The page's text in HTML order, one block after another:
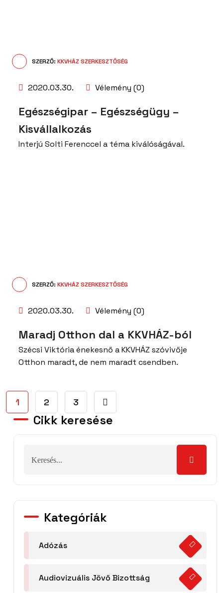
SZERZŐ: KKVHÁZ SZERKESZTŐSÉG
2020.03.30. Vélemény (0)
Egészségipar – Egészségügy –
Kisvállalkozás
Interjú Solti Ferenccel a téma kiválóságával.
SZERZŐ: KKVHÁZ SZERKESZTŐSÉG
2020.03.30. Vélemény (0)
Maradj Otthon dal a KKVHÁZ-ból
Szécsi Viktória énekesnő a KKVHÁZ szóvivője
Otthon maradt, de nem maradt csendben.
1 2 3
Cikk keresése
Kategóriák
Adózás
Audiovizuális Jövő Bizottság